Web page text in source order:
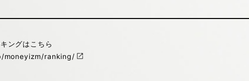
ングはこちら
moneyizm/ranking/